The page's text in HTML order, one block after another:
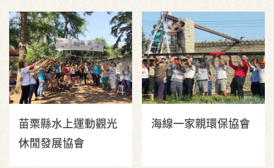
苗栗縣水上運動觀光
休閒發展協會
海線一家親環保協會